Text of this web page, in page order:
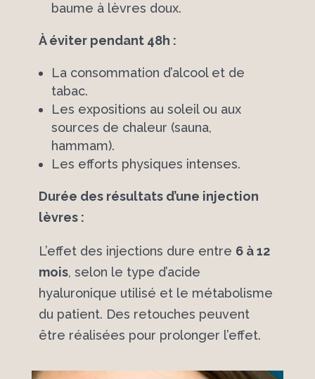
baume à lèvres doux.
À éviter pendant 48h :
La consommation d’alcool et de
tabac.
Les expositions au soleil ou aux
sources de chaleur (sauna,
hammam).
Les efforts physiques intenses.
Durée des résultats d’une injection
lèvres :
L’effet des injections dure entre 6 à 12
mois, selon le type d’acide
hyaluronique utilisé et le métabolisme
du patient. Des retouches peuvent
être réalisées pour prolonger l’effet.